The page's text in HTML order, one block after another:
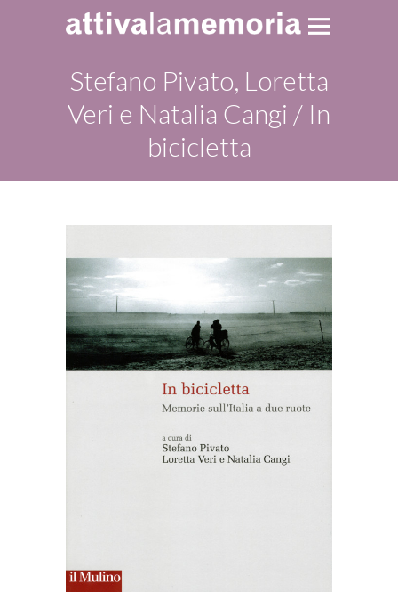
Stefano Pivato, Loretta
Veri e Natalia Cangi / In
bicicletta